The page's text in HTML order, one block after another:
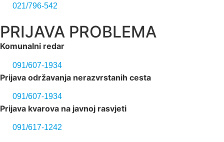
021/796-542
PRIJAVA PROBLEMA
Komunalni redar
091/607-1934
Prijava održavanja nerazvrstanih cesta
091/607-1934
Prijava kvarova na javnoj rasvjeti
091/617-1242